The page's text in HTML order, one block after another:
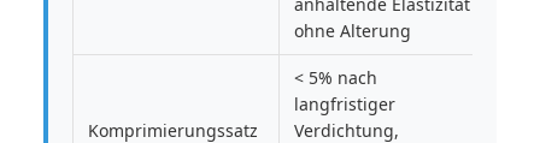
ohne Alterung
Komprimierungssatz
< 5% nach
langfristiger
Verdichtung,